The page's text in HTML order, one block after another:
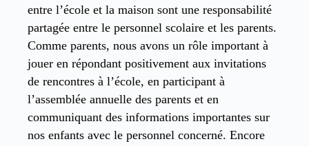
entre l’école et la maison sont une responsabilité
partagée entre le personnel scolaire et les parents.
Comme parents, nous avons un rôle important à
jouer en répondant positivement aux invitations
de rencontres à l’école, en participant à
l’assemblée annuelle des parents et en
communiquant des informations importantes sur
nos enfants avec le personnel concerné. Encore